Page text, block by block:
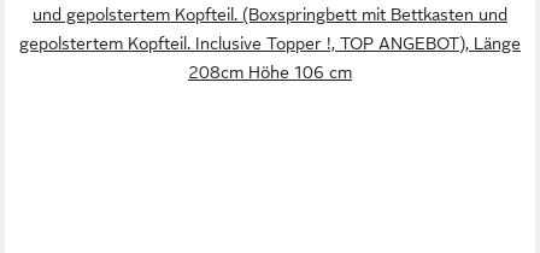
und gepolstertem Kopfteil. (Boxspringbett mit Bettkasten und
gepolstertem Kopfteil. Inclusive Topper !, TOP ANGEBOT), Länge
208cm Höhe 106 cm